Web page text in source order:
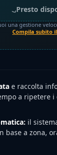
Presto
una gestione
Compila subito
e raccolta
a ripetere i
il
base a zona,